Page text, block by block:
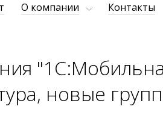
О компании Контакты
новые